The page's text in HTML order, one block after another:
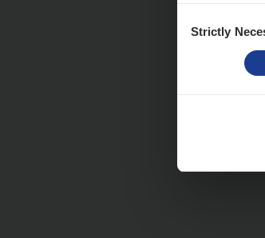
Selection
Strictly